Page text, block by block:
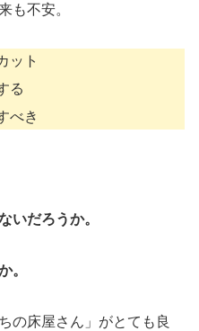
も不安。
ット
る
べき
いだろうか。
。
の床屋さん」がとても良